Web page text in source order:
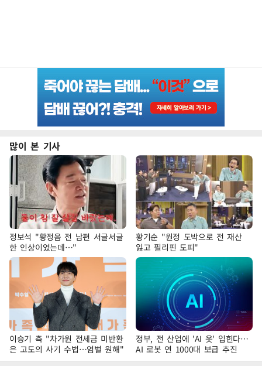
많이 본 기사
정보석 "황정음 전 남편 서글서글
한 인상이었는데…"
황기순 "원정 도박으로 전 재산
잃고 필리핀 도피"
이승기 측 "차가원 전세금 미반환
은 고도의 사기 수법…엄벌 원해"
정부, 전 산업에 'AI 옷' 입힌다…
AI 로봇 연 1000대 보급 추진